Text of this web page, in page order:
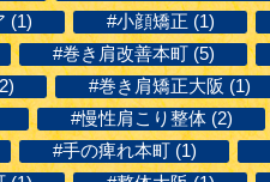
(1) #小顔矯正 (1)
#巻き肩改善本町 (5)
#巻き肩矯正大阪 (1)
#慢性肩こり整体 (2)
#手の痺れ本町 (1)